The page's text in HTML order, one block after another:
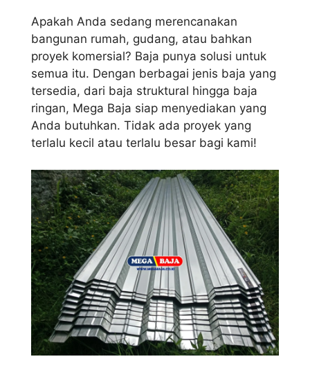
Apakah Anda sedang merencanakan
bangunan rumah, gudang, atau bahkan
proyek komersial? Baja punya solusi untuk
semua itu. Dengan berbagai jenis baja yang
tersedia, dari baja struktural hingga baja
ringan, Mega Baja siap menyediakan yang
Anda butuhkan. Tidak ada proyek yang
terlalu kecil atau terlalu besar bagi kami!